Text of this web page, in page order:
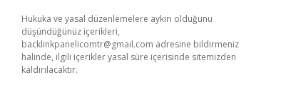
Hukuka ve yasal düzenlemelere aykırı olduğunu
düşündüğünüz içerikleri,
backlinkpanelicomtr@gmail.com adresine bildirmeniz
halinde, ilgili içerikler yasal süre içerisinde sitemizden
kaldırılacaktır.